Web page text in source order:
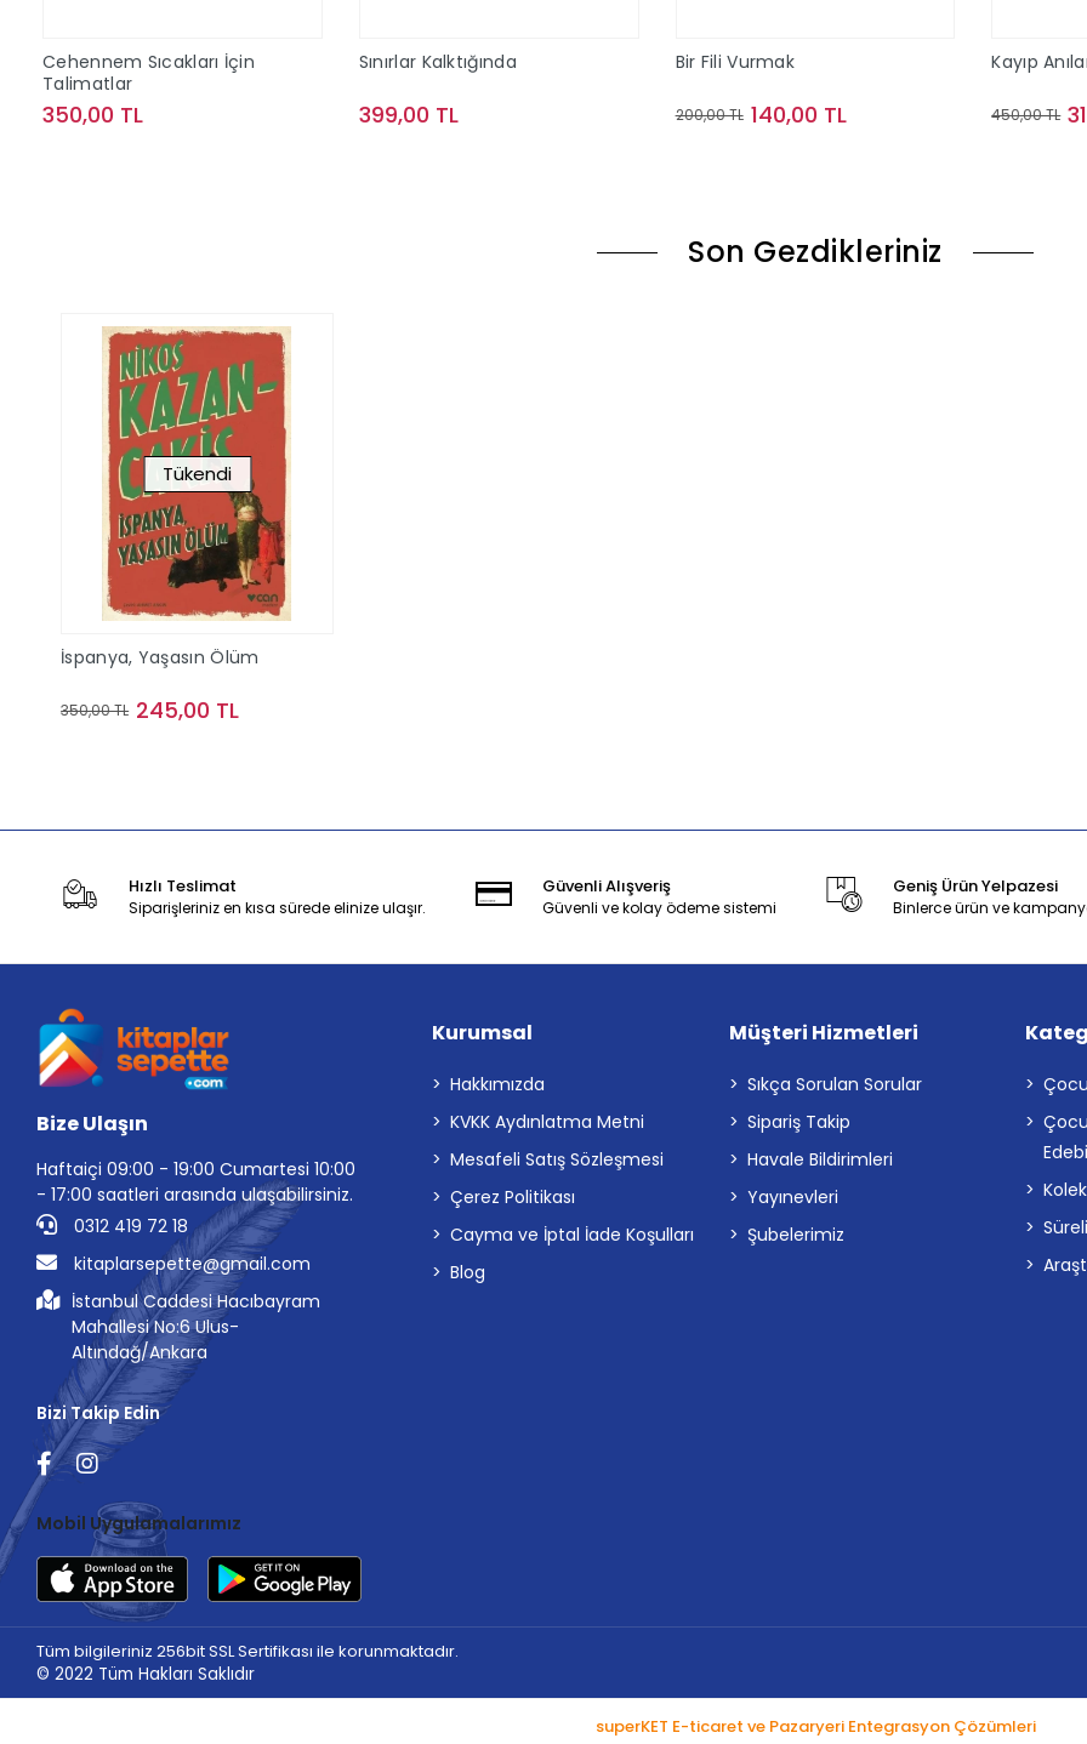
Cehennem Sıcakları İçin
Talimatlar
350,00 TL
Sınırlar Kalktığında
399,00 TL
Bir Fili Vurmak
200,00 TL 140,00 TL
Kayıp
450,00 TL
Son Gezdikleriniz
Tükendi
İspanya, Yaşasın Ölüm
350,00 TL 245,00 TL
Hızlı Teslimat
Siparişleriniz en kısa sürede elinize ulaşır.
Güvenli Alışveriş
Güvenli ve kolay ödeme sistemi
Geniş Ürün Yelpazesi
Binlerce ürün ve
Bize Ulaşın
Haftaiçi 09:00 - 19:00 Cumartesi 10:00
- 17:00 saatleri arasında ulaşabilirsiniz.
0312 419 72 18
kitaplarsepette@gmail.com
İstanbul Caddesi Hacıbayram
Mahallesi No:6 Ulus-
Altındağ/Ankara
Bizi Takip Edin
Mobil Uygulamalarımız
Kurumsal
Hakkımızda
KVKK Aydınlatma Metni
Mesafeli Satış Sözleşmesi
Çerez Politikası
Cayma ve İptal İade Koşulları
Blog
Müşteri Hizmetleri
Sıkça Sorulan Sorular
Sipariş Takip
Havale Bildirimleri
Yayınevleri
Şubelerimiz
Tüm bilgileriniz 256bit SSL Sertifikası ile korunmaktadır.
© 2022 Tüm Hakları Saklıdır
superKET E-ticaret ve Pazaryeri Entegrasyon Çözümleri